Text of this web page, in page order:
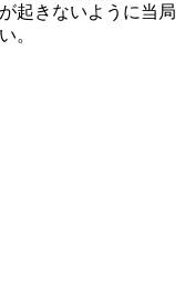
起きないように当局
。